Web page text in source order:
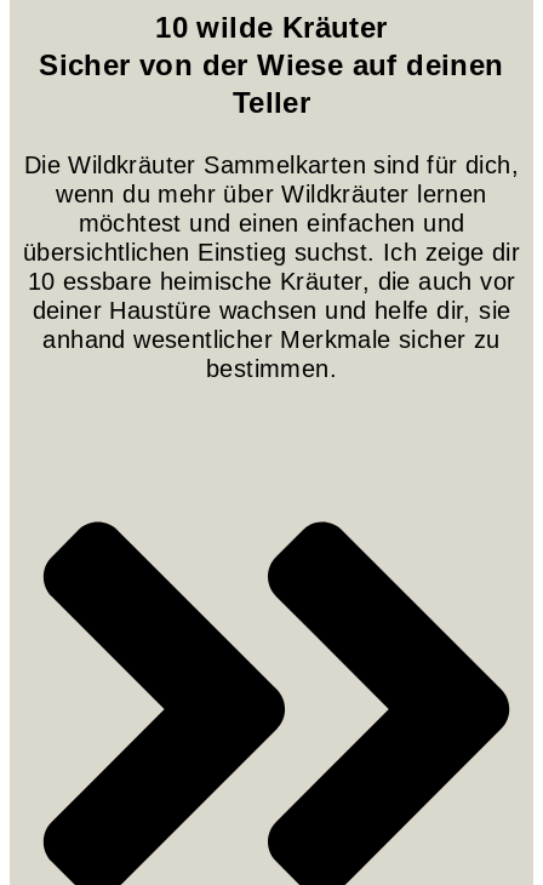
10 wilde Kräuter
Sicher von der Wiese auf deinen
Teller
Die Wildkräuter Sammelkarten sind für dich,
wenn du mehr über Wildkräuter lernen
möchtest und einen einfachen und
übersichtlichen Einstieg suchst. Ich zeige dir
10 essbare heimische Kräuter, die auch vor
deiner Haustüre wachsen und helfe dir, sie
anhand wesentlicher Merkmale sicher zu
bestimmen.